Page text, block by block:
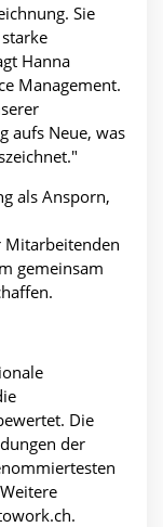
Sie
Hanna
Management.
aufs Neue, was
als Ansporn,
Mitarbeitenden
gemeinsam
Die
der